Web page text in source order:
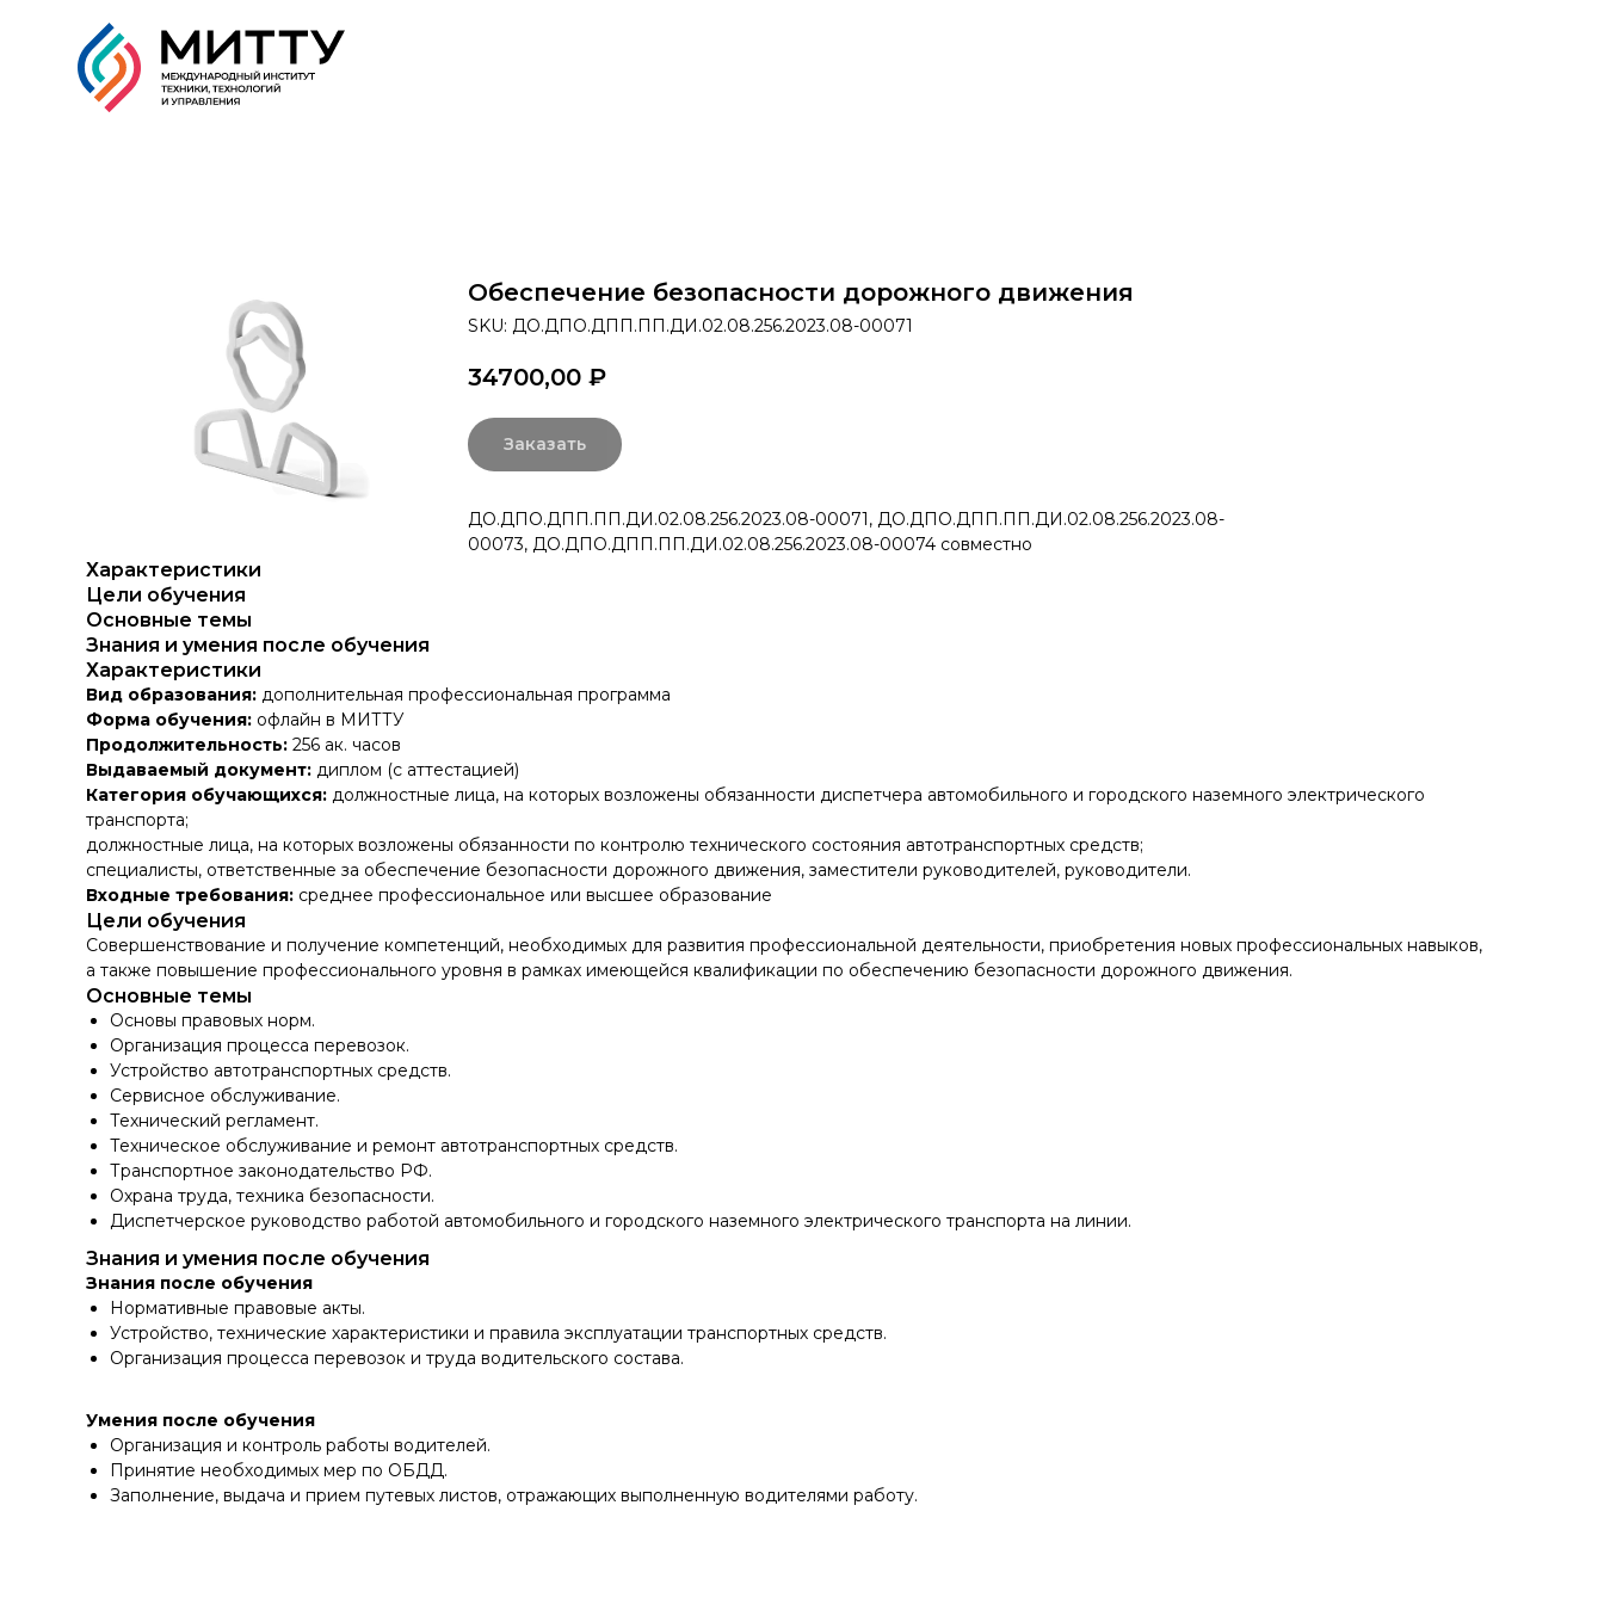
Обеспечение безопасности дорожного движения
SKU: ДО.ДПО.ДПП.ПП.ДИ.02.08.256.2023.08-00071
34700,00 ₽
Заказать
ДО.ДПО.ДПП.ПП.ДИ.02.08.256.2023.08-00071, ДО.ДПО.ДПП.ПП.ДИ.02.08.256.2023.08-
00073, ДО.ДПО.ДПП.ПП.ДИ.02.08.256.2023.08-00074 совместно
Характеристики
Цели обучения
Основные темы
Знания и умения после обучения
Характеристики
Вид образования: дополнительная профессиональная программа
Форма обучения: офлайн в МИТТУ
Продолжительность: 256 ак. часов
Выдаваемый документ: диплом (с аттестацией)
Категория обучающихся: должностные лица, на которых возложены обязанности диспетчера автомобильного и городского наземного электрического
транспорта;
должностные лица, на которых возложены обязанности по контролю технического состояния автотранспортных средств;
специалисты, ответственные за обеспечение безопасности дорожного движения, заместители руководителей, руководители.
Входные требования: среднее профессиональное или высшее образование
Цели обучения
Совершенствование и получение компетенций, необходимых для развития профессиональной деятельности, приобретения новых профессиональных навыков,
а также повышение профессионального уровня в рамках имеющейся квалификации по обеспечению безопасности дорожного движения.
Основные темы
Основы правовых норм.
Организация процесса перевозок.
Устройство автотранспортных средств.
Сервисное обслуживание.
Технический регламент.
Техническое обслуживание и ремонт автотранспортных средств.
Транспортное законодательство РФ.
Охрана труда, техника безопасности.
Диспетчерское руководство работой автомобильного и городского наземного электрического транспорта на линии.
Знания и умения после обучения
Знания после обучения
Нормативные правовые акты.
Устройство, технические характеристики и правила эксплуатации транспортных средств.
Организация процесса перевозок и труда водительского состава.
Умения после обучения
Организация и контроль работы водителей.
Принятие необходимых мер по ОБДД.
Заполнение, выдача и прием путевых листов, отражающих выполненную водителями работу.